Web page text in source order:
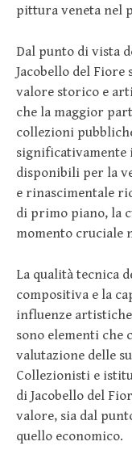
pittura veneta nel
Dal punto di vista
Jacobello del Fiore
valore storico e
che la maggior
collezioni
significativamente
disponibili per la
e rinascimentale
di primo piano, la
momento cruciale
La qualità tecnica
compositiva e la
influenze
sono elementi che
valutazione delle
Collezionisti e
di Jacobello del
valore, sia dal
quello economico.